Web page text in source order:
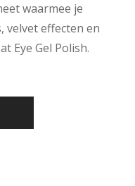
waarmee je
velvet effecten en
Eye Gel Polish.